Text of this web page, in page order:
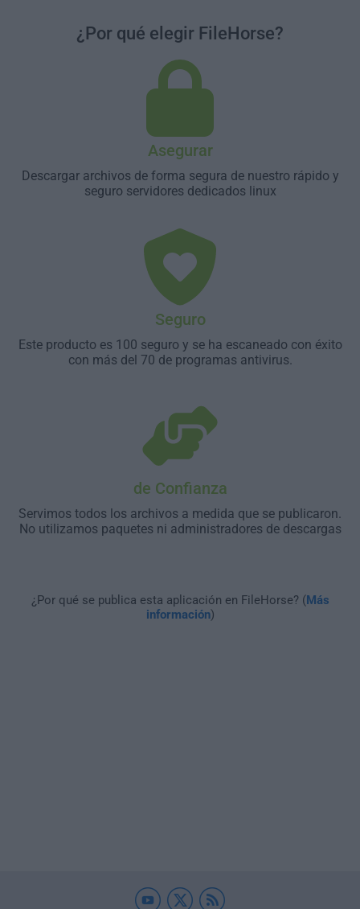
¿Por qué elegir FileHorse?
Asegurar
Descargar archivos de forma segura de nuestro rápido y
seguro servidores dedicados linux
Seguro
Este producto es 100 seguro y se ha escaneado con éxito
con más del 70 de programas antivirus.
de Confianza
Servimos todos los archivos a medida que se publicaron.
No utilizamos paquetes ni administradores de descargas
¿Por qué se publica esta aplicación en FileHorse? (Más
información)